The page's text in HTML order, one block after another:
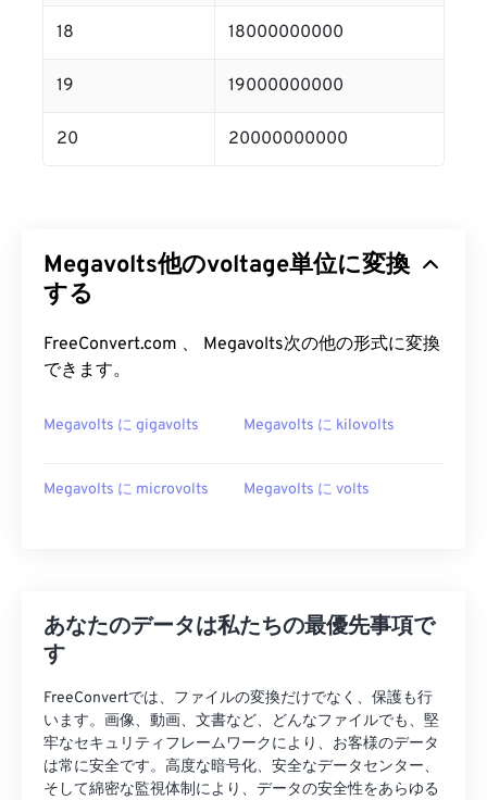
18 18000000000
19 19000000000
20 20000000000
Megavolts他のvoltage単位に変換
する
FreeConvert.com 、 Megavolts次の他の形式に変換
できます。
Megavolts に gigavolts Megavolts に kilovolts
Megavolts に microvolts Megavolts に volts
あなたのデータは私たちの最優先事項で
す
FreeConvertでは、ファイルの変換だけでなく、保護も行
います。画像、動画、文書など、どんなファイルでも、堅
牢なセキュリティフレームワークにより、お客様のデータ
は常に安全です。高度な暗号化、安全なデータセンター、
そして綿密な監視体制により、データの安全性をあらゆる